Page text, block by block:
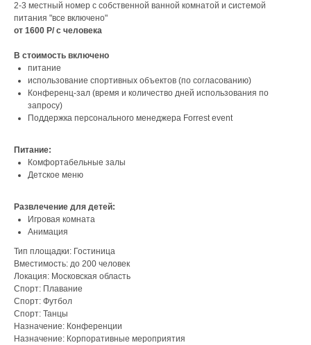
2-3 местный номер с собственной ванной комнатой и системой
питания "все включено"
от 1600 Р/ с человека
В стоимость включено
питание
использование спортивных объектов (по согласованию)
Конференц-зал (время и количество дней использования по
запросу)
Поддержка персонального менеджера Forrest event
Питание:
Комфортабельные залы
Детское меню
Развлечение для детей:
Игровая комната
Анимация
Тип площадки: Гостиница
Вместимость: до 200 человек
Локация: Московская область
Спорт: Плавание
Спорт: Футбол
Спорт: Танцы
Назначение: Конференции
Назначение: Корпоративные мероприятия